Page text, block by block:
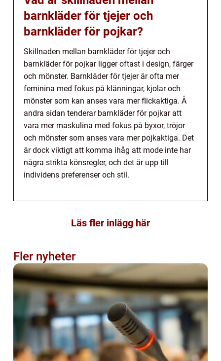
barnkläder för tjejer och
barnkläder för pojkar?
Skillnaden mellan barnkläder för tjejer och
barnkläder för pojkar ligger oftast i design, färger
och mönster. Barnkläder för tjejer är ofta mer
feminina med fokus på klänningar, kjolar och
mönster som kan anses vara mer flickaktiga. Å
andra sidan tenderar barnkläder för pojkar att
vara mer maskulina med fokus på byxor, tröjor
och mönster som anses vara mer pojkaktiga. Det
är dock viktigt att komma ihåg att mode inte har
några strikta könsregler, och det är upp till
individens preferenser och stil.
Läs fler inlägg här
Fler nyheter